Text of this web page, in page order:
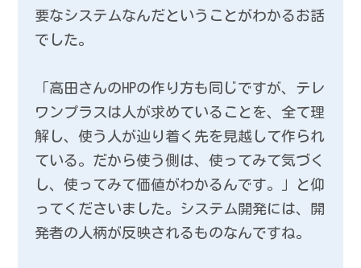
要なシステムなんだということがわかるお話
でした。
「高田さんのHPの作り方も同じですが、テレ
ワンプラスは人が求めていることを、全て理
解し、使う人が辿り着く先を見越して作られ
ている。だから使う側は、使ってみて気づく
し、使ってみて価値がわかるんです。」と仰
ってくださいました。システム開発には、開
発者の人柄が反映されるものなんですね。